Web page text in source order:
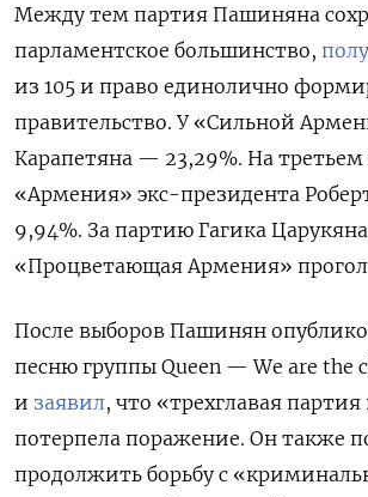
Между тем партия Пашиняна
парламентское большинство,
из 105 и право единолично
правительство. У «Сильной
Карапетяна — 23,29%. На третьем
«Армения» экс-президента
9,94%. За партию Гагика Царукяна
«Процветающая Армения»
После выборов Пашинян
песню группы Queen —We are the
и заявил, что «трехглавая
потерпела поражение. Он также
продолжить борьбу с